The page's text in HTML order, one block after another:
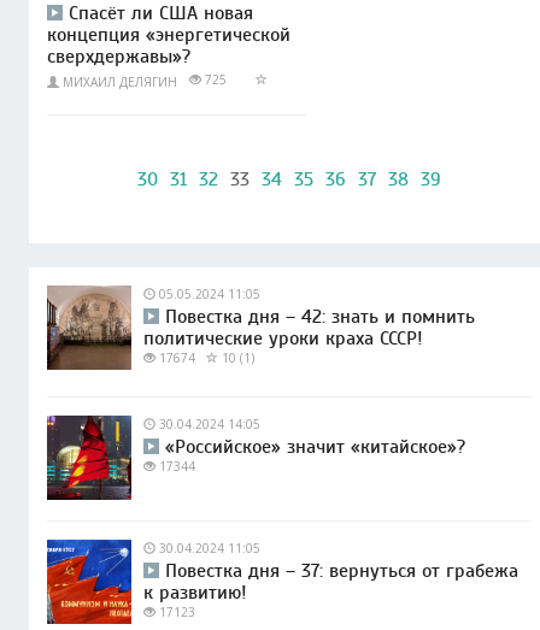
Спасёт ли США новая
концепция «энергетической
сверхдержавы»?
МИХАИЛ ДЕЛЯГИН 725
30 31 32 33 34 35 36 37 38 39
05.05.2024 11:05
Повестка дня – 42: знать и помнить
политические уроки краха СССР!
17674 10 (1)
30.04.2024 14:05
«Российское» значит «китайское»?
17344
30.04.2024 11:05
Повестка дня – 37: вернуться от грабежа
к развитию!
17123